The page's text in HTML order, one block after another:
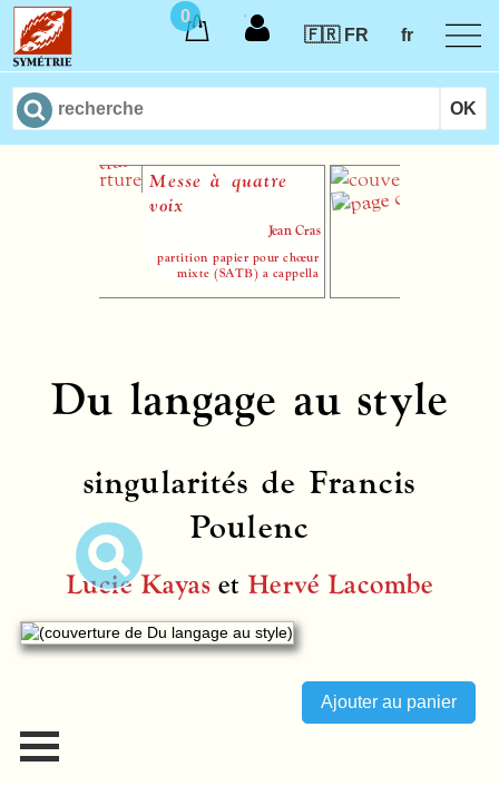
0
🇫🇷 FR
fr
Messe à quatre
Jean Cras
partition papier pour chœur
mixte (SATB) a cappella
Du langage au style
singularités de Francis
Poulenc
Lucie Kayas et Hervé Lacombe